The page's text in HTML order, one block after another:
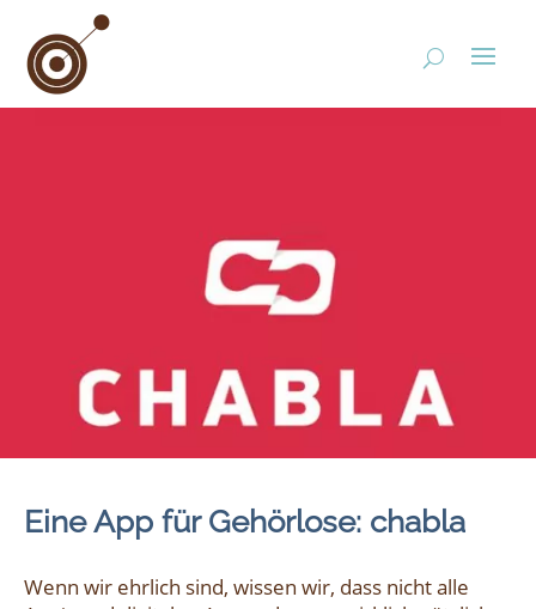
Eine App für Gehörlose: chabla
Wenn wir ehrlich sind, wissen wir, dass nicht alle